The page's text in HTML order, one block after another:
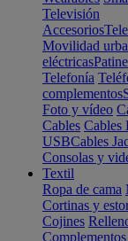
Televisión
Accesorios
Movilidad
eléctricas
Telefonía
complementos
Foto y vídeo
Cables
USBCables
Consolas y
Textil
Ropa de cama
Cortinas y
Cojines